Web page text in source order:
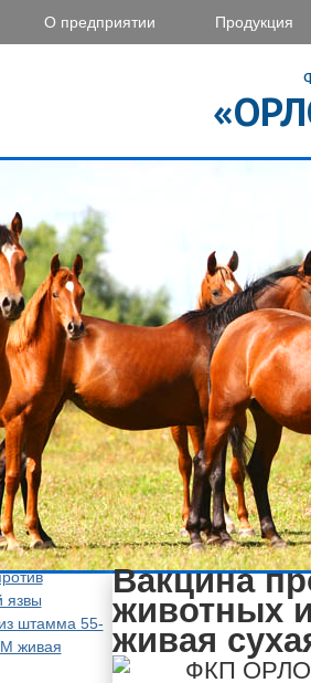
О предприятии Продукция
язвы
штамма 55-
живая
Вакцина
животных
живая